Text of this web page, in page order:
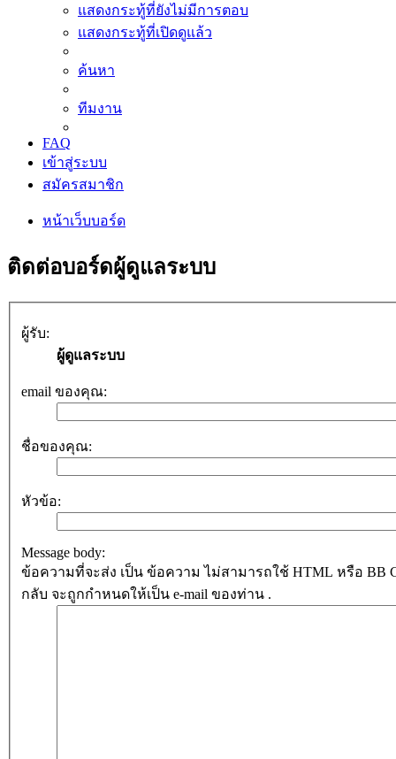
แสดงกระทู้ที่ยังไม่มีการตอบ
แสดงกระทู้ที่เปิดดูแล้ว
ค้นหา
ทีมงาน
FAQ
เข้าสู่ระบบ
สมัครสมาชิก
หน้าเว็บบอร์ด
ติดต่อบอร์ดผู้ดูแลระบบ
ผู้รับ:
ผู้ดูแลระบบ
email ของคุณ:
ชื่อของคุณ:
หัวข้อ:
Message body:
ข้อความที่จะส่ง เป็น ข้อความ ไม่สามารถใช้ HTML หรือ BB
กลับ จะถูกกำหนดให้เป็น e-mail ของท่าน .